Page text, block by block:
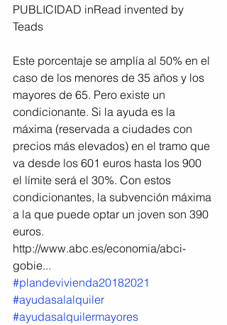
PUBLICIDAD inRead invented by
Teads
Este porcentaje se amplía al 50% en el
caso de los menores de 35 años y los
mayores de 65. Pero existe un
condicionante. Si la ayuda es la
máxima (reservada a ciudades con
precios más elevados) en el tramo que
va desde los 601 euros hasta los 900
el límite será el 30%. Con estos
condicionantes, la subvención máxima
a la que puede optar un joven son 390
euros.
http://www.abc.es/economia/abci-
gobie...
#plandevivienda20182021
#ayudasalalquiler
#ayudasalquilermayores